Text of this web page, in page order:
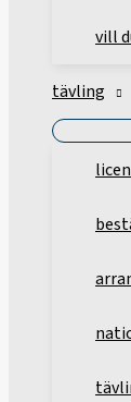
vill
tävling